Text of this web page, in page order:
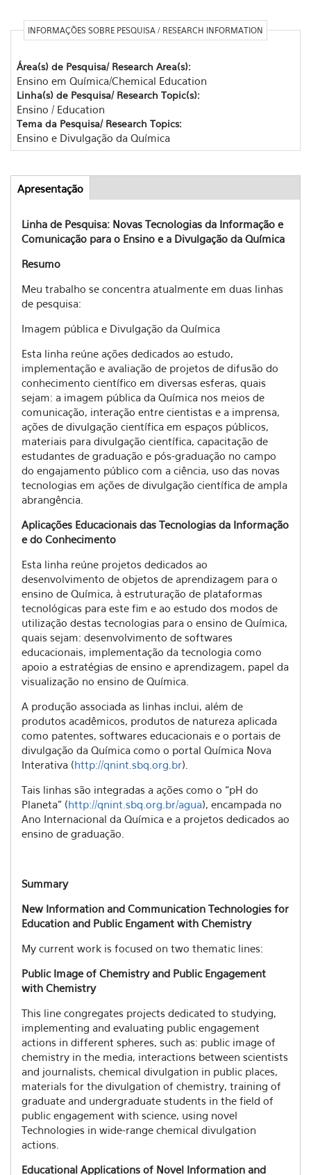
INFORMAÇÕES SOBRE PESQUISA / RESEARCH INFORMATION
Área(s) de Pesquisa/ Research Area(s):
Ensino em Química/Chemical Education
Linha(s) de Pesquisa/ Research Topic(s):
Ensino / Education
Tema da Pesquisa/ Research Topics:
Ensino e Divulgação da Química
Abas
Apresentação
ativa)
Linha de Pesquisa: Novas Tecnologias da Informação e
Comunicação para o Ensino e a Divulgação da Química
Resumo
Meu trabalho se concentra atualmente em duas linhas
de pesquisa:
Imagem pública e Divulgação da Química
Esta linha reúne ações dedicados ao estudo,
implementação e avaliação de projetos de difusão do
conhecimento científico em diversas esferas, quais
sejam: a imagem pública da Química nos meios de
comunicação, interação entre cientistas e a imprensa,
ações de divulgação científica em espaços públicos,
materiais para divulgação científica, capacitação de
estudantes de graduação e pós-graduação no campo
do engajamento público com a ciência, uso das novas
tecnologias em ações de divulgação científica de ampla
abrangência.
Aplicações Educacionais das Tecnologias da Informação
e do Conhecimento
Esta linha reúne projetos dedicados ao
desenvolvimento de objetos de aprendizagem para o
ensino de Química, à estruturação de plataformas
tecnológicas para este fim e ao estudo dos modos de
utilização destas tecnologias para o ensino de Química,
quais sejam: desenvolvimento de softwares
educacionais, implementação da tecnologia como
apoio a estratégias de ensino e aprendizagem, papel da
visualização no ensino de Química.
A produção associada as linhas inclui, além de
produtos acadêmicos, produtos de natureza aplicada
como patentes, softwares educacionais e o portais de
divulgação da Química como o portal Química Nova
Interativa (http://qnint.sbq.org.br).
Tais linhas são integradas a ações como o “pH do
Planeta” (http://qnint.sbq.org.br/agua), encampada no
Ano Internacional da Química e a projetos dedicados ao
ensino de graduação.
Summary
New Information and Communication Technologies for
Education and Public Engament with Chemistry
My current work is focused on two thematic lines:
Public Image of Chemistry and Public Engagement
with Chemistry
This line congregates projects dedicated to studying,
implementing and evaluating public engagement
actions in different spheres, such as: public image of
chemistry in the media, interactions between scientists
and journalists, chemical divulgation in public places,
materials for the divulgation of chemistry, training of
graduate and undergraduate students in the field of
public engagement with science, using novel
Technologies in wide-range chemical divulgation
actions.
Educational Applications of Novel Information and